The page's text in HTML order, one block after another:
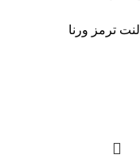
لنت ترمز ورنا